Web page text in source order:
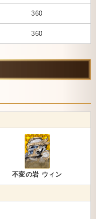
360
360
不変の岩 ウィン